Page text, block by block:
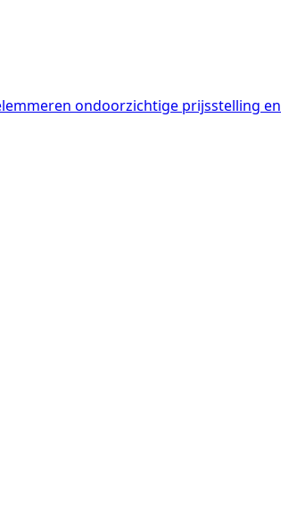
ondoorzichtige prijsstelling en